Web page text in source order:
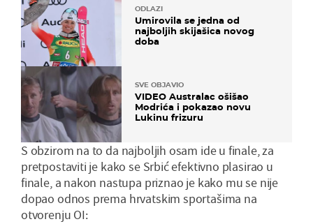
ODLAZI
Umirovila se jedna od
najboljih skijašica novog
doba
SVE OBJAVIO
VIDEO Australac ošišao
Modrića i pokazao novu
Lukinu frizuru
S obzirom na to da najboljih osam ide u finale, za
pretpostaviti je kako se Srbić efektivno plasirao u
finale, a nakon nastupa priznao je kako mu se nije
dopao odnos prema hrvatskim sportašima na
otvorenju OI: